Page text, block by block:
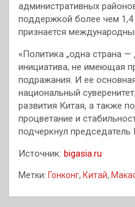
административных
поддержкой более чем
признается
«Политика „одна страна
инициатива, не имеющая
подражания. И ее
национальный
развития Китая, а также
процветание и
подчеркнул председатель
Источник: bigasia.ru
Метки: Гонконг, Китай,